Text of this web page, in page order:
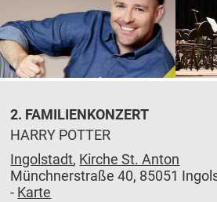
2. FAMILIENKONZERT
HARRY POTTER
Ingolstadt, Kirche St. Anton
Münchnerstraße 40, 85051
- Karte